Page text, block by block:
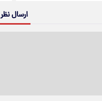
ارسال نظر